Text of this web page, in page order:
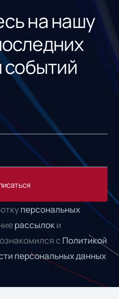
на нашу
событий
персональных
рассылоки
с Политикой
персональных данных